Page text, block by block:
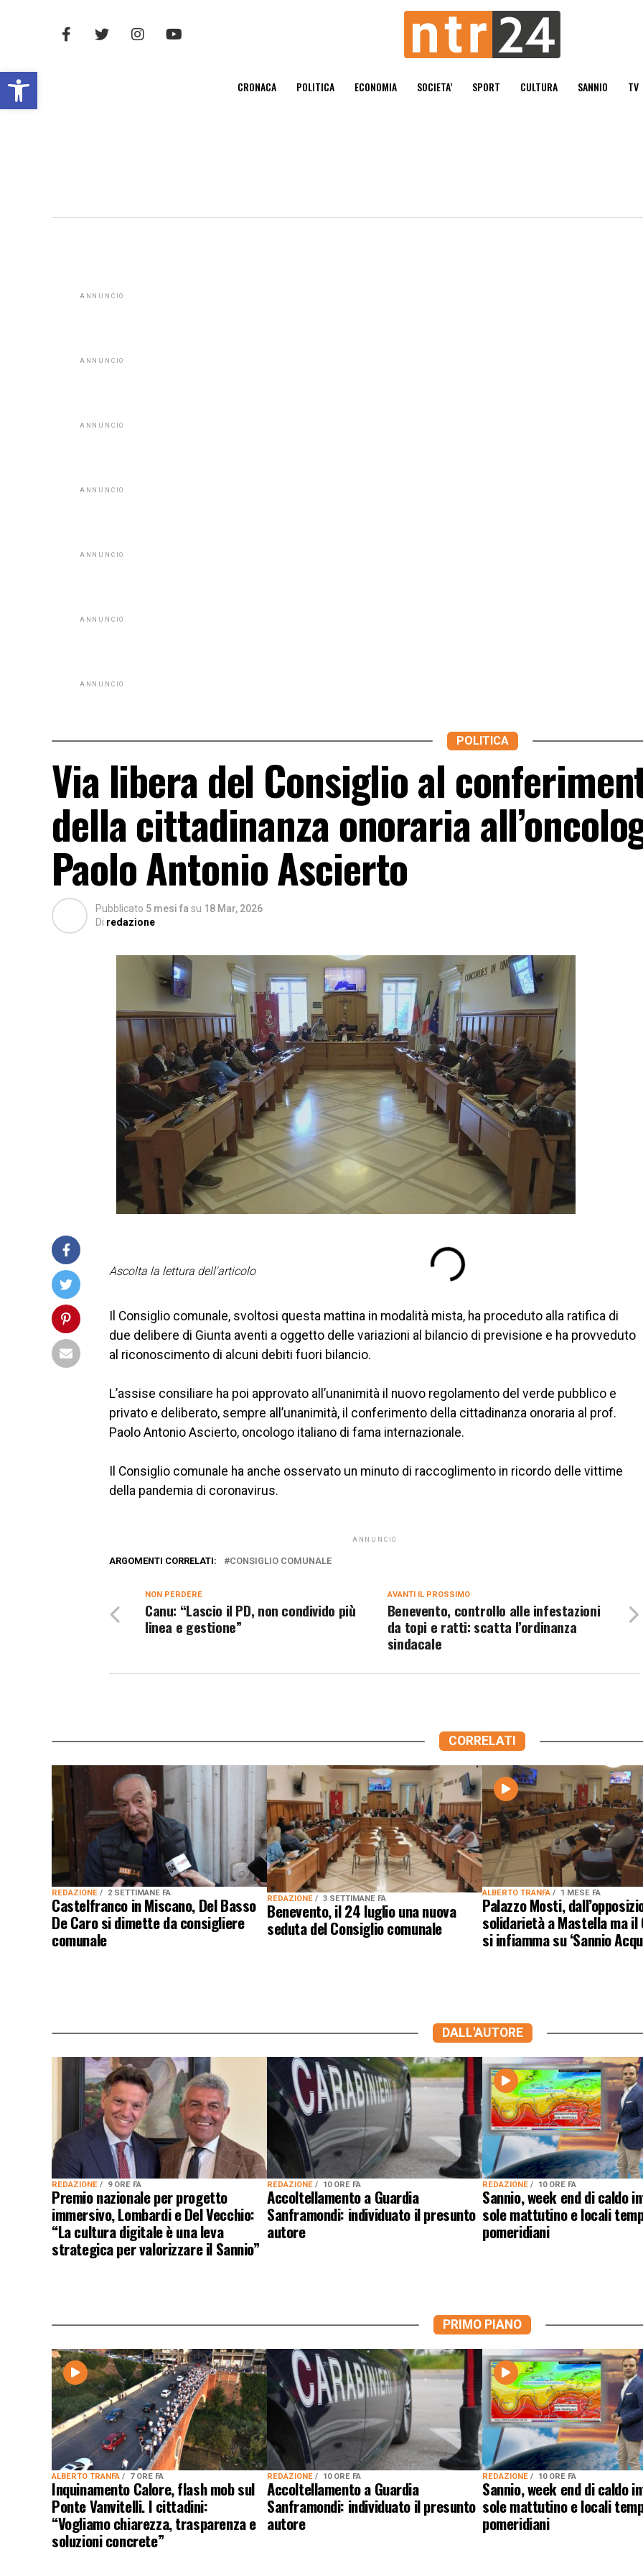
Open toolbar CRONACA POLITICA ECONOMIA SOCIETA’ SPORT CULTURA SANNIO TV
ANNUNCIO
ANNUNCIO
ANNUNCIO
ANNUNCIO
ANNUNCIO
ANNUNCIO
ANNUNCIO
POLITICA
Via libera del Consiglio al
della cittadinanza onoraria
Paolo Antonio Ascierto
Pubblicato 5 mesi fa su 18 Mar, 2026
Di redazione
Ascolta la lettura dell'articolo
Il Consiglio comunale, svoltosi questa mattina in modalità mista, ha proceduto alla ratifica di
due delibere di Giunta aventi a oggetto delle variazioni al bilancio di previsione e ha provveduto
al riconoscimento di alcuni debiti fuori bilancio.
L’assise consiliare ha poi approvato all’unanimità il nuovo regolamento del verde pubblico e
privato e deliberato, sempre all’unanimità, il conferimento della cittadinanza onoraria al prof.
Paolo Antonio Ascierto, oncologo italiano di fama internazionale.
Il Consiglio comunale ha anche osservato un minuto di raccoglimento in ricordo delle vittime
della pandemia di coronavirus.
ANNUNCIO
ARGOMENTI CORRELATI: CONSIGLIO COMUNALE
AVANTI IL ​​PROSSIMO
Benevento, controllo alle infestazioni
da topi e ratti: scatta l’ordinanza
sindacale
NON PERDERE
Canu: “Lascio il PD, non condivido più
linea e gestione”
CORRELATI
REDAZIONE 2 SETTIMANE FA
Castelfranco in Miscano, Del Basso
De Caro si dimette da consigliere
comunale
REDAZIONE 3 SETTIMANE FA
Benevento, il 24 luglio una nuova
seduta del Consiglio comunale
ALBERTO TRANFA 1 MESE FA
Palazzo Mosti,
solidarietà a Mastella ma il
si infiamma su ‘Sannio
DALL'AUTORE
REDAZIONE 9 ORE FA
Premio nazionale per progetto
immersivo, Lombardi e Del Vecchio:
“La cultura digitale è una leva
strategica per valorizzare il Sannio”
REDAZIONE 10 ORE FA
Accoltellamento a Guardia
Sanframondi: individuato il presunto
autore
REDAZIONE 10 ORE FA
Sannio, week end di caldo
sole mattutino e locali
pomeridiani
PRIMO PIANO
ALBERTO TRANFA 7 ORE FA
Inquinamento Calore, flash mob sul
Ponte Vanvitelli. I cittadini:
“Vogliamo chiarezza, trasparenza e
soluzioni concrete”
REDAZIONE 10 ORE FA
Accoltellamento a Guardia
Sanframondi: individuato il presunto
autore
REDAZIONE 10 ORE FA
Sannio, week end di caldo
sole mattutino e locali
pomeridiani